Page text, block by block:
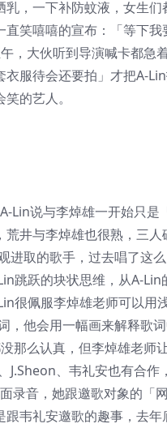
，一下补防蚊液，女生
笑嘻嘻的宣布：「等下
，大伙听到导演喊卡都急
服待会还要拍」才把A-
的艺人。
Lin说与李焯雄一开始只
井与李焯雄也很熟，三
取的歌手，过去唱了这
跳跃的块状思维，从A-
很佩服李焯雄老师可以用
他会用一幅画来解释歌
那么认真，但李焯雄老师
、韦礼安也有合
录音，她跟邀歌对象的「
韦礼安邀歌的趣事，去